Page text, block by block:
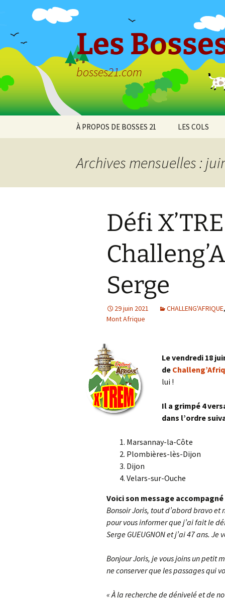
Les
bosses21.com
À PROPOS DE BOSSES 21
confidentialité
LES COLS
Chaume
Col de la
Col de Pique-
Mialle – de la
Archives mensuelles :
Défi
Serge
29 juin 2021 CHALLENG'AFRIQUE
Mont Afrique
Le vendredi 18
de
lui !
Il a grimpé 4
dans l’ordre
Marsannay-la-Côte
Plombières-lès-Dijon
Dijon
Velars-sur-Ouche
Voici son message
Bonsoir Joris, tout d’abord bravo
pour vous informer que j’ai fait le
Serge GUEUGNON et j’ai 47 ans.
Bonjour Joris, je vous joins un petit
ne conserver que les passages qui
« À la recherche de dénivelé et de